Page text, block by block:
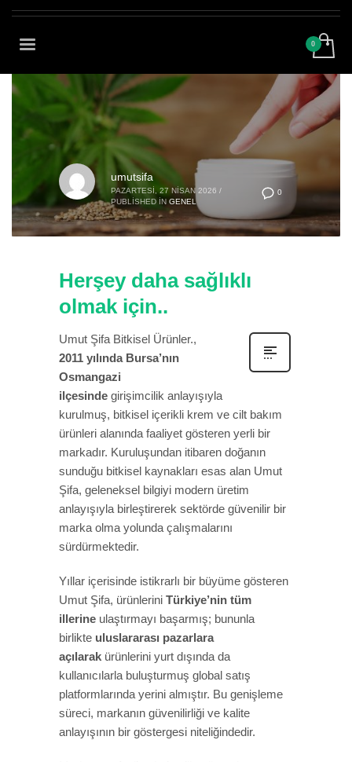
0
umutsifa
PAZARTESI, 27 NISAN 2026 /
PUBLISHED IN GENEL
Herşey daha sağlıklı
olmak için..
Umut Şifa Bitkisel Ürünler.,
2011 yılında Bursa’nın
Osmangazi
ilçesinde girişimcilik anlayışıyla
kurulmuş, bitkisel içerikli krem ve cilt bakım
ürünleri alanında faaliyet gösteren yerli bir
markadır. Kuruluşundan itibaren doğanın
sunduğu bitkisel kaynakları esas alan Umut
Şifa, geleneksel bilgiyi modern üretim
anlayışıyla birleştirerek sektörde güvenilir bir
marka olma yolunda çalışmalarını
sürdürmektedir.
Yıllar içerisinde istikrarlı bir büyüme gösteren
Umut Şifa, ürünlerini Türkiye’nin tüm
illerine ulaştırmayı başarmış; bununla
birlikte uluslararası pazarlara
açılarak ürünlerini yurt dışında da
kullanıcılarla buluşturmuş global satış
platformlarında yerini almıştır. Bu genişleme
süreci, markanın güvenilirliği ve kalite
anlayışının bir göstergesi niteliğindedir.